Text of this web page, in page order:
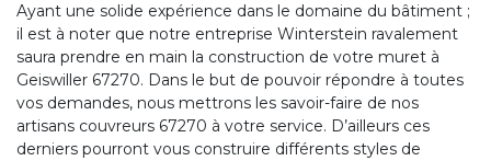
Ayant une solide expérience dans le domaine du bâtiment ;
il est à noter que notre entreprise Winterstein ravalement
saura prendre en main la construction de votre muret à
Geiswiller 67270. Dans le but de pouvoir répondre à toutes
vos demandes, nous mettrons les savoir-faire de nos
artisans couvreurs 67270 à votre service. D’ailleurs ces
derniers pourront vous construire différents styles de